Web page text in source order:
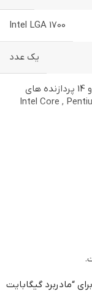
Intel LGA 1700
یک عدد
نسل 12 و 13 و 14 پردازنده های
Intel Core ,
دو عدد
“مادربرد گیگابایت